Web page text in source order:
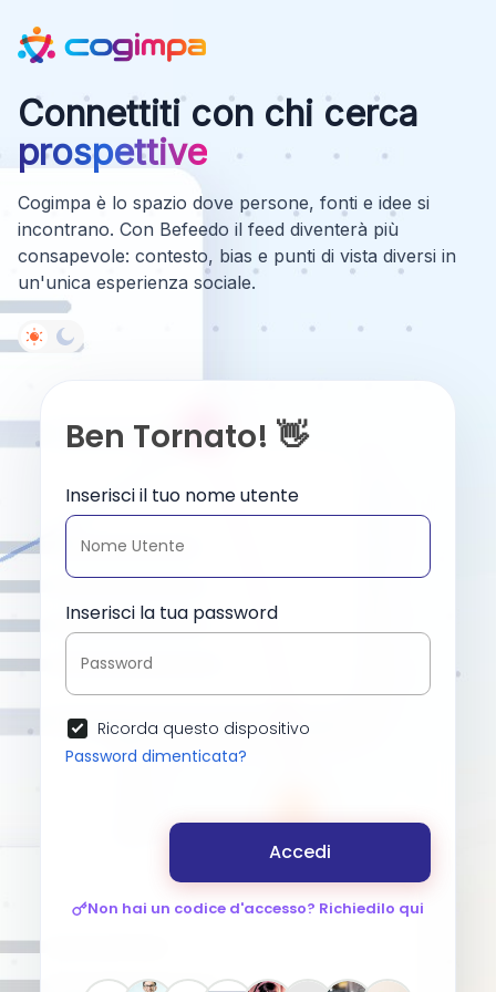
Connettiti con chi cerca
prospettive
Cogimpa è lo spazio dove persone, fonti e idee si
incontrano. Con Befeedo il feed diventerà più
consapevole: contesto, bias e punti di vista diversi in
un'unica esperienza sociale.
Ben Tornato! 👋
Inserisci il tuo nome utente
Inserisci la tua password
Ricorda questo dispositivo
Password dimenticata?
Accedi
Non hai un codice d'accesso? Richiedilo qui